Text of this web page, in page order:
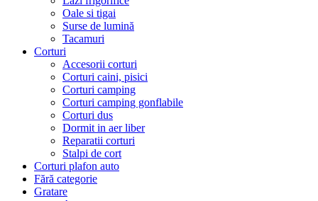
Oale si tigai
Surse de lumină
Tacamuri
Corturi
Accesorii corturi
Corturi caini, pisici
Corturi camping
Corturi camping gonflabile
Corturi dus
Dormit in aer liber
Reparatii corturi
Stalpi de cort
Corturi plafon auto
Fără categorie
Gratare